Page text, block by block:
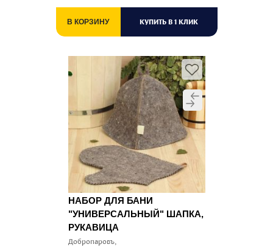
В КОРЗИНУ КУПИТЬ В 1 КЛИК
НАБОР ДЛЯ БАНИ
"УНИВЕРСАЛЬНЫЙ" ШАПКА,
РУКАВИЦА
Добропаровъ,